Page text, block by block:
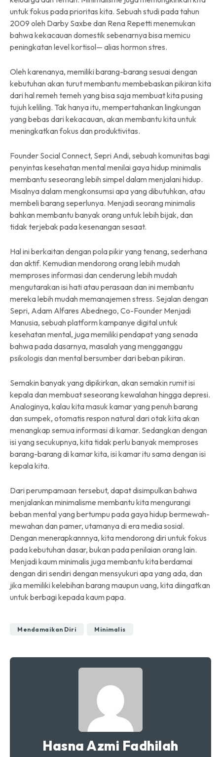
untuk fokus pada prioritas kita. Sebuah studi pada tahun
2009 oleh Darby Saxbe dan Rena Repetti menemukan
bahwa kekacauan domestik sebenarnya bisa memicu
peningkatan level kortisol— alias hormon stres.
Oleh karenanya, memiliki barang-barang sesuai dengan
kebutuhan akan turut membantu membebaskan pikiran kita
dari hal remeh temeh yang bisa saja membuat kita pusing
tujuh keliling. Tak hanya itu, mempertahankan lingkungan
yang bebas dari kekacauan, akan membantu kita untuk
meningkatkan fokus dan produktivitas.
Founder Social Connect, Sepri Andi, sebuah komunitas bagi
penyintas kesehatan mental menilai gaya hidup minimalis
membantu seseorang lebih simpel dalam menjalani hidup.
Misalnya dalam mengkonsumsi apa yang dibutuhkan, atau
membeli barang seperlunya. Menjadi seorang minimalis
bahkan membantu banyak orang untuk lebih bijak, dan
tidak terjebak pada kesenangan sesaat.
Hal ini berkaitan dengan pola pikir yang tenang, sederhana
dan aktif. Kemudian mendorong orang lebih mudah
memproses informasi dan cenderung lebih mudah
mengutarakan isi hati atau perasaan dan ini membantu
mereka lebih mudah memanajemen stress. Sejalan dengan
Sepri, Adam Alfares Abednego, Co-Founder Menjadi
Manusia, sebuah platform kampanye digital untuk
kesehatan mental, juga memiliki pendapat yang senada
bahwa pada dasarnya, masalah yang mengganggu
psikologis dan mental bersumber dari beban pikiran.
Semakin banyak yang dipikirkan, akan semakin rumit isi
kepala dan membuat seseorang kewalahan hingga depresi.
Analoginya, kalau kita masuk kamar yang penuh barang
dan sumpek, otomatis respon natural dari otak kita akan
menangkap semua informasi di kamar. Sedangkan dengan
isi yang secukupnya, kita tidak perlu banyak memproses
barang-barang di kamar kita, isi kamar itu sama dengan isi
kepala kita.
Dari perumpamaan tersebut, dapat disimpulkan bahwa
menjalankan minimalisme membantu kita mengurangi
beban mental yang bertumpu pada gaya hidup bermewah-
mewahan dan pamer, utamanya di era media sosial.
Dengan menerapkannnya, kita mendorong diri untuk fokus
pada kebutuhan dasar, bukan pada penilaian orang lain.
Menjadi kaum minimalis juga membantu kita berdamai
dengan diri sendiri dengan mensyukuri apa yang ada, dan
jika memiliki kelebihan barang maupun uang, kita diingatkan
untuk berbagi kepada kaum papa.
Mendamaikan Diri Minimalis
Hasna Azmi Fadhilah